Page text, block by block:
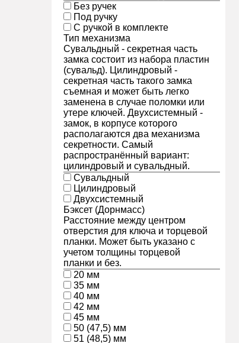
Без ручек
Под ручку
С ручкой в комплекте
Тип механизма
Сувальдный - секретная часть
замка состоит из набора пластин
(сувальд). Цилиндровый -
секретная часть такого замка
съемная и может быть легко
заменена в случае поломки или
утере ключей. Двухсистемный -
замок, в корпусе которого
располагаются два механизма
секретности. Самый
распространённый вариант:
цилиндровый и сувальдный.
Сувальдный
Цилиндровый
Двухсистемный
Бэксет (Дорнмасс)
Расстояние между центром
отверстия для ключа и торцевой
планки. Может быть указано с
учетом толщины торцевой
планки и без.
20 мм
35 мм
40 мм
42 мм
45 мм
50 (47,5) мм
51 (48,5) мм